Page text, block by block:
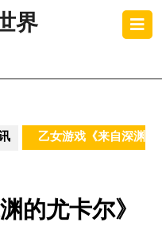
界
乙女游戏《来自深渊
的尤卡尔》